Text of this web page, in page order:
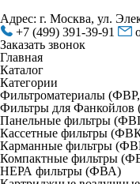
Адрес: г. Москва, ул.
+7 (499) 391-39-91
Заказать звонок
Главная
Каталог
Категории
Фильтроматериалы
Фильтры для
Панельные фильтры
Кассетные фильтры
Карманные фильтры
Компактные фильтры
НЕРА фильтры (ФВА)